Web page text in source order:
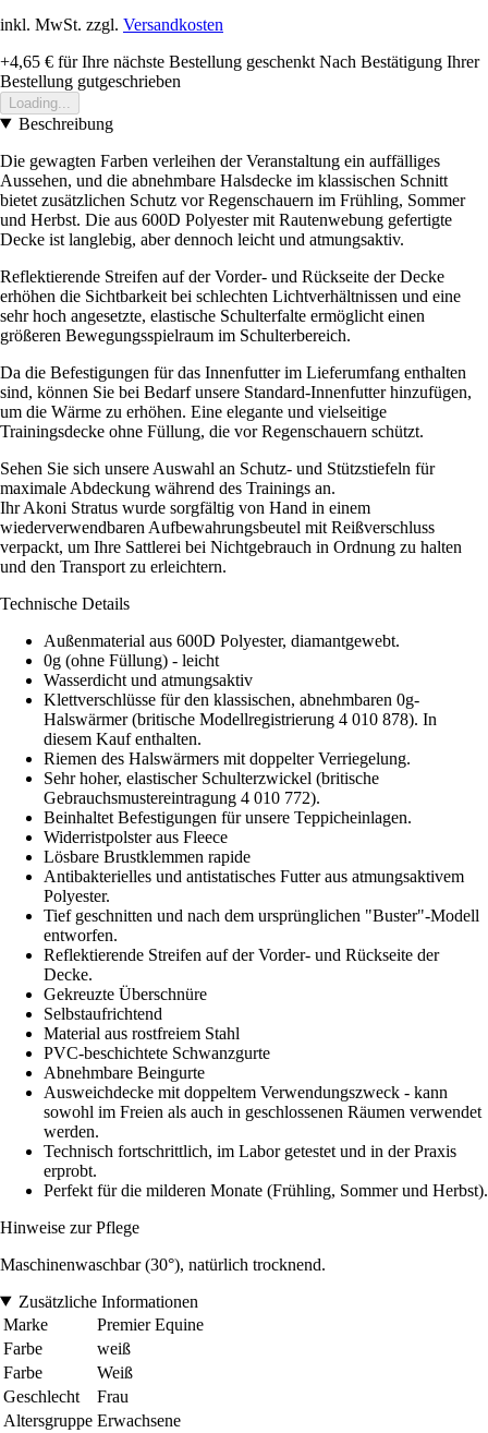
inkl. MwSt. zzgl. Versandkosten
+4,65 € für Ihre nächste Bestellung geschenkt Nach Bestätigung Ihrer
Bestellung gutgeschrieben
Loading...
Beschreibung
Die gewagten Farben verleihen der Veranstaltung ein auffälliges
Aussehen, und die abnehmbare Halsdecke im klassischen Schnitt
bietet zusätzlichen Schutz vor Regenschauern im Frühling, Sommer
und Herbst. Die aus 600D Polyester mit Rautenwebung gefertigte
Decke ist langlebig, aber dennoch leicht und atmungsaktiv.
Reflektierende Streifen auf der Vorder- und Rückseite der Decke
erhöhen die Sichtbarkeit bei schlechten Lichtverhältnissen und eine
sehr hoch angesetzte, elastische Schulterfalte ermöglicht einen
größeren Bewegungsspielraum im Schulterbereich.
Da die Befestigungen für das Innenfutter im Lieferumfang enthalten
sind, können Sie bei Bedarf unsere Standard-Innenfutter hinzufügen,
um die Wärme zu erhöhen. Eine elegante und vielseitige
Trainingsdecke ohne Füllung, die vor Regenschauern schützt.
Sehen Sie sich unsere Auswahl an Schutz- und Stützstiefeln für
maximale Abdeckung während des Trainings an.
Ihr Akoni Stratus wurde sorgfältig von Hand in einem
wiederverwendbaren Aufbewahrungsbeutel mit Reißverschluss
verpackt, um Ihre Sattlerei bei Nichtgebrauch in Ordnung zu halten
und den Transport zu erleichtern.
Technische Details
Außenmaterial aus 600D Polyester, diamantgewebt.
0g (ohne Füllung) - leicht
Wasserdicht und atmungsaktiv
Klettverschlüsse für den klassischen, abnehmbaren 0g-
Halswärmer (britische Modellregistrierung 4 010 878). In
diesem Kauf enthalten.
Riemen des Halswärmers mit doppelter Verriegelung.
Sehr hoher, elastischer Schulterzwickel (britische
Gebrauchsmustereintragung 4 010 772).
Beinhaltet Befestigungen für unsere Teppicheinlagen.
Widerristpolster aus Fleece
Lösbare Brustklemmen rapide
Antibakterielles und antistatisches Futter aus atmungsaktivem
Polyester.
Tief geschnitten und nach dem ursprünglichen "Buster"-Modell
entworfen.
Reflektierende Streifen auf der Vorder- und Rückseite der
Decke.
Gekreuzte Überschnüre
Selbstaufrichtend
Material aus rostfreiem Stahl
PVC-beschichtete Schwanzgurte
Abnehmbare Beingurte
Ausweichdecke mit doppeltem Verwendungszweck - kann
sowohl im Freien als auch in geschlossenen Räumen verwendet
werden.
Technisch fortschrittlich, im Labor getestet und in der Praxis
erprobt.
Perfekt für die milderen Monate (Frühling, Sommer und Herbst).
Hinweise zur Pflege
Maschinenwaschbar (30°), natürlich trocknend.
Zusätzliche Informationen
Marke
Premier Equine
Farbe
weiß
Farbe
Weiß
Geschlecht
Frau
Altersgruppe Erwachsene